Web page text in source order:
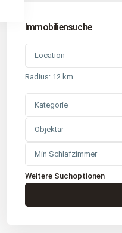
Immobiliensuche
Radius: 12 km
Kategorie
Objektar
Min Schlafzimmer
Weitere Suchoptionen
Kontakt
: Buchholz in der